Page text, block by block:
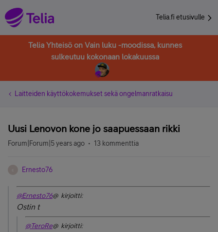
Telia.fi etusivulle
Telia Yhteisö on Vain luku -moodissa, kunnes
sulkeutuu kokonaan lokakuussa
Laitteiden käyttökokemukset sekä ongelmanratkaisu
Uusi Lenovon kone jo saapuessaan rikki
Forum|Forum|5 years ago 13 kommenttia
Ernesto76
@Ernesto76@ kirjoitti:
Ostin t
@TeroRe@ kirjoitti: